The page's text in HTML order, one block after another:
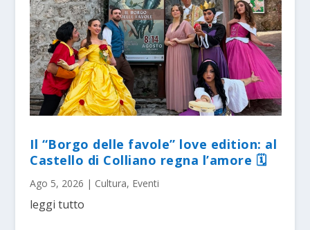
Il “Borgo delle favole” love edition: al
Castello di Colliano regna l’amore 🗓
Ago 5, 2026 | Cultura, Eventi
leggi tutto